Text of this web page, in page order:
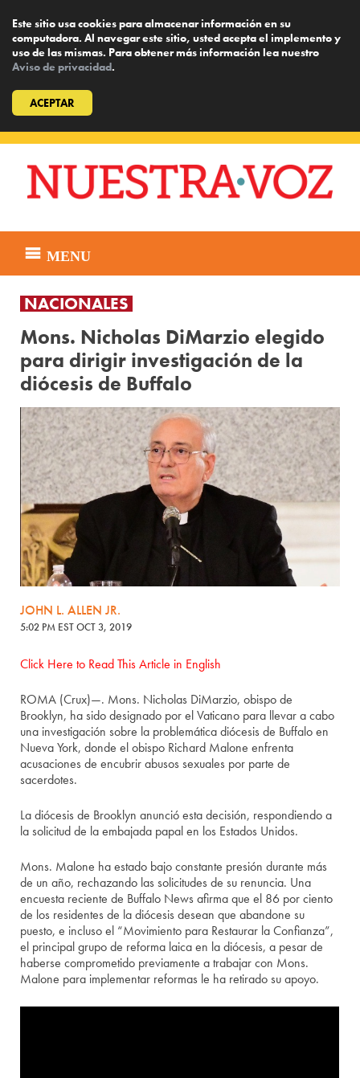
Este sitio usa cookies para almacenar información en su
computadora. Al navegar este sitio, usted acepta el implemento y
uso de las mismas. Para obtener más información lea nuestro
Aviso de privacidad.
ACEPTAR
content
MENU
NACIONALES
Mons. Nicholas DiMarzio elegido
para dirigir investigación de la
diócesis de Buffalo
JOHN L. ALLEN JR.
5:02 PM EST OCT 3, 2019
Click Here to Read This Article in English
ROMA (Crux)—. Mons. Nicholas DiMarzio, obispo de
Brooklyn, ha sido designado por el Vaticano para llevar a cabo
una investigación sobre la problemática diócesis de Buffalo en
Nueva York, donde el obispo Richard Malone enfrenta
acusaciones de encubrir abusos sexuales por parte de
sacerdotes.
La diócesis de Brooklyn anunció esta decisión, respondiendo a
la solicitud de la embajada papal en los Estados Unidos.
Mons. Malone ha estado bajo constante presión durante más
de un año, rechazando las solicitudes de su renuncia. Una
encuesta reciente de Buffalo News afirma que el 86 por ciento
de los residentes de la diócesis desean que abandone su
puesto, e incluso el “Movimiento para Restaurar la Confianza”,
el principal grupo de reforma laica en la diócesis, a pesar de
haberse comprometido previamente a trabajar con Mons.
Malone para implementar reformas le ha retirado su apoyo.